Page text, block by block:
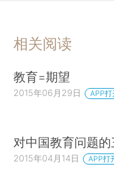
相关阅读
教育=期望
2015年06月29日 APP打
对中国教育问题的
2015年04月14日 APP打